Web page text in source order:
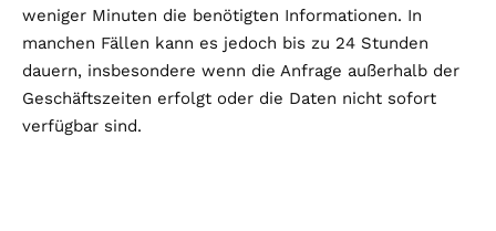
weniger Minuten die benötigten Informationen. In
manchen Fällen kann es jedoch bis zu 24 Stunden
dauern, insbesondere wenn die Anfrage außerhalb der
Geschäftszeiten erfolgt oder die Daten nicht sofort
verfügbar sind.